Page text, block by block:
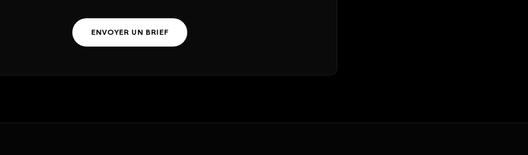
ENVOYER UN BRIEF